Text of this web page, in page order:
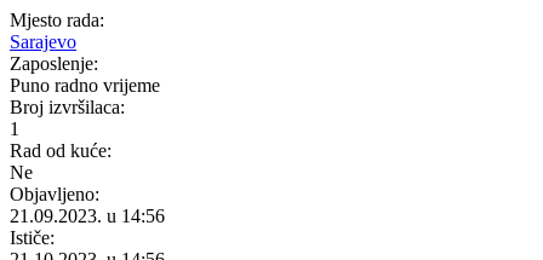
Mjesto rada:
Sarajevo
Zaposlenje:
Puno radno vrijeme
Broj izvršilaca:
1
Rad od kuće:
Ne
Objavljeno:
21.09.2023. u 14:56
Ističe: